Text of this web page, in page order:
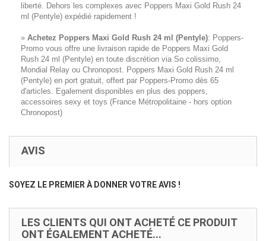
liberté. Dehors les complexes avec Poppers Maxi Gold Rush 24
ml (Pentyle) expédié rapidement !
» Achetez Poppers Maxi Gold Rush 24 ml (Pentyle): Poppers-
Promo vous offre une livraison rapide de Poppers Maxi Gold
Rush 24 ml (Pentyle) en toute discrétion via So colissimo,
Mondial Relay ou Chronopost. Poppers Maxi Gold Rush 24 ml
(Pentyle) en port gratuit, offert par Poppers-Promo dès 65
d'articles. Egalement disponibles en plus des poppers,
accessoires sexy et toys (France Métropolitaine - hors option
Chronopost)
AVIS
SOYEZ LE PREMIER À DONNER VOTRE AVIS !
LES CLIENTS QUI ONT ACHETÉ CE PRODUIT
ONT ÉGALEMENT ACHETÉ...